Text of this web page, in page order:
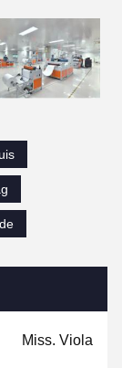
Miss. Viola